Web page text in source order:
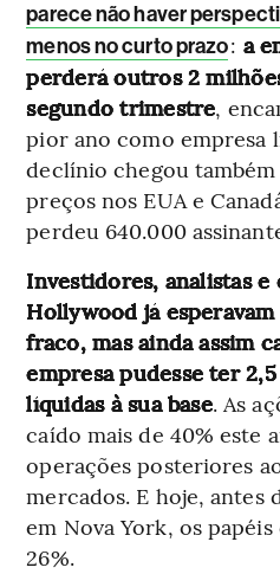
parece não haver
menos no curto prazo: a
perderá outros 2
segundo trimestre,
pior ano como empresa
declínio chegou
preços nos EUA e
perdeu 640.000
Investidores, analistas
Hollywood já
fraco, mas ainda assim
empresa pudesse ter
líquidas à sua base. As
caído mais de 40% este
operações posteriores
mercados. E hoje, antes
em Nova York, os
26%.